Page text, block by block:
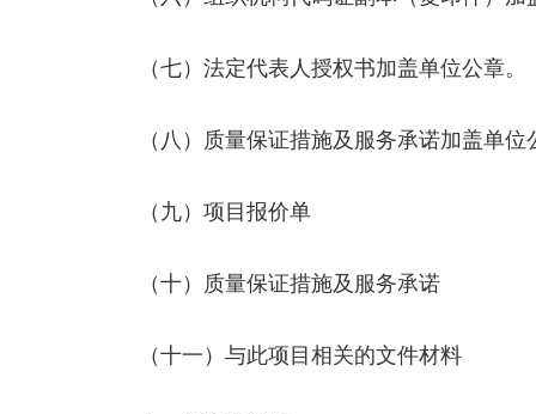
（七）法定代表人授权书加盖单位公章。
（八）质量保证措施及服务承诺加盖单位
（九）项目报价单
（十）质量保证措施及服务承诺
（十一）与此项目相关的文件材料